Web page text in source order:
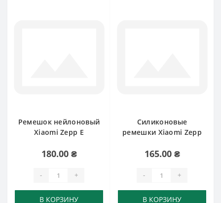
Ремешок нейлоновый
Xiaomi Zepp E
180.00 ₴
- +
В КОРЗИНУ
Силиконовые
ремешки Xiaomi Zepp
165.00 ₴
- +
В КОРЗИНУ